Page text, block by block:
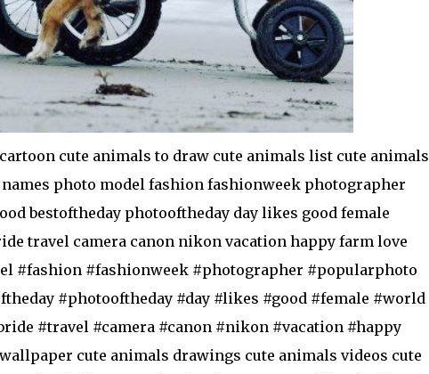
cute animals to draw cute animals list cute animals
photo model fashion fashionweek photographer
bestoftheday photooftheday day likes good female
travel camera canon nikon vacation happy farm love
#fashion #fashionweek #photographer #popularphoto
#photooftheday #day #likes #good #female #world
#travel #camera #canon #nikon #vacation #happy
cute animals drawings cute animals videos cute